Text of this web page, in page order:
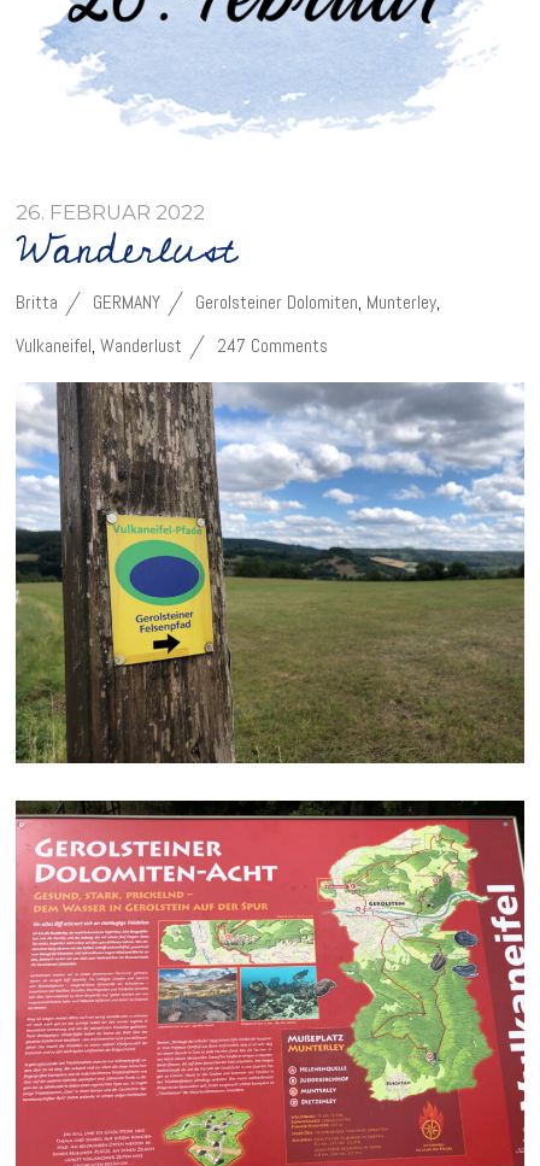
26. FEBRUAR 2022
Wanderlust
Britta GERMANY Gerolsteiner Dolomiten, Munterley,
Vulkaneifel,Wanderlust 247 Comments